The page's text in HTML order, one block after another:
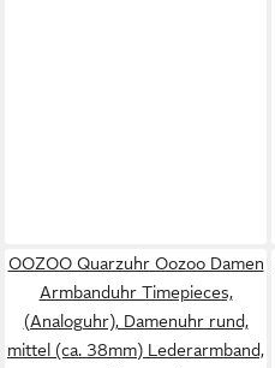
OOZOO Quarzuhr Oozoo Damen
Armbanduhr Timepieces,
(Analoguhr), Damenuhr rund,
mittel (ca. 38mm) Lederarmband,